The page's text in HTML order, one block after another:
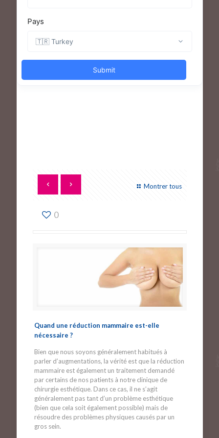
Montrer tous
0
Quand une réduction mammaire est-elle
nécessaire ?
Bien que nous soyons généralement habitués à
parler d’augmentations, la vérité est que la réduction
mammaire est également un traitement demandé
par certains de nos patients à notre clinique de
chirurgie esthétique. Dans ce cas, il ne s’agit
généralement pas tant d’un problème esthétique
(bien que cela soit également possible) mais de
résoudre des problèmes physiques causés par un
gros sein.